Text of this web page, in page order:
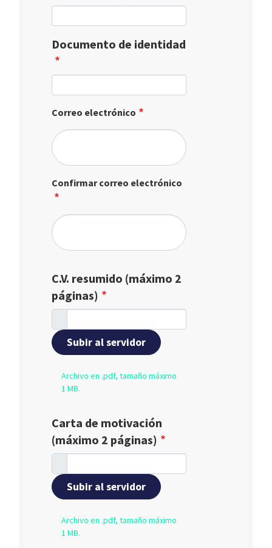
Documento de identidad
Correo electrónico
Correo electrónico
Confirmar correo electrónico
C.V. resumido (máximo 2
páginas)
Subir al servidor
Archivo en .pdf, tamaño máximo
1 MB.
Carta de motivación
(máximo 2 páginas)
Subir al servidor
Archivo en .pdf, tamaño máximo
1 MB.